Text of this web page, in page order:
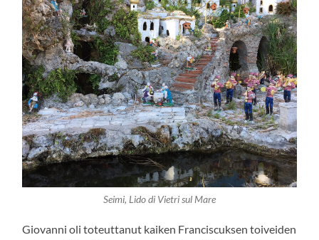
Seimi, Lido di Vietri sul Mare
Giovanni oli toteuttanut kaiken Franciscuksen toiveiden